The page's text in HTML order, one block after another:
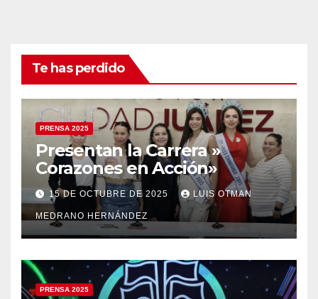
Te has perdido
PRENSA 2025
Presentan la Carrera »
Corazones en Acción»
15 DE OCTUBRE DE 2025 LUIS OTMAN
MEDRANO HERNÁNDEZ
PRENSA 2025